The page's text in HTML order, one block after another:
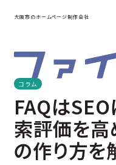
大阪市のホームページ制作会社
コラム
FAQは
索評価を
の作り方を